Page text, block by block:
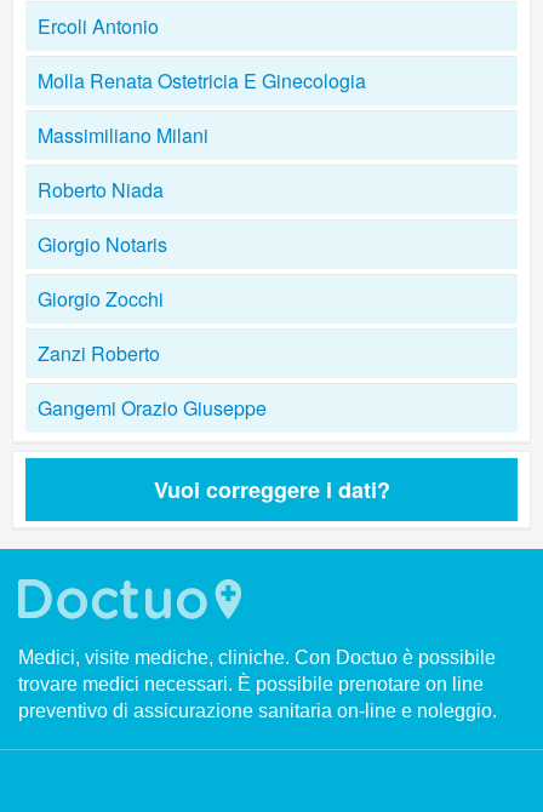
Ercoli Antonio
Molla Renata Ostetricia E Ginecologia
Massimiliano Milani
Roberto Niada
Giorgio Notaris
Giorgio Zocchi
Zanzi Roberto
Gangemi Orazio Giuseppe
Vuoi correggere i dati?
Medici, visite mediche, cliniche. Con Doctuo è possibile
trovare medici necessari. È possibile prenotare on line
preventivo di assicurazione sanitaria on-line e noleggio.